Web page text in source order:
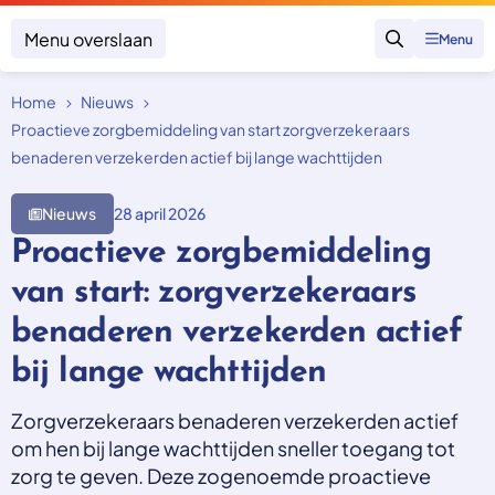
Menu overslaan
Zoeken
Menu
Klacht indienen
Zorgverzekering afsluiten
Zorgverzekering betalen
Vergoeding van zorg
Zorg in het buitenland
Nieuw in Nederland
Geen zorgverzekering
Focus en impact
Uitspraken
Trainingen
Over SKGZ
Nieuws
Casussen
Vacatures
Home
Nieuws
Proactieve zorgbemiddeling van start zorgverzekeraars
benaderen verzekerden actief bij lange wachttijden
Proactieve zorgbemiddeling
van start: zorgverzekeraars
benaderen verzekerden actief
bij lange wachttijden
Nieuws 28 april 2026
Zorgverzekeraars benaderen verzekerden actief
om hen bij lange wachttijden sneller toegang tot
zorg te geven. Deze zogenoemde proactieve